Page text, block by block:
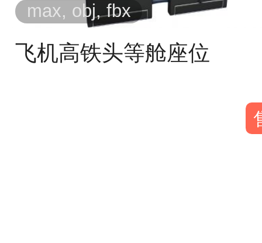
飞机高铁头等舱座位
max, obj, fbx